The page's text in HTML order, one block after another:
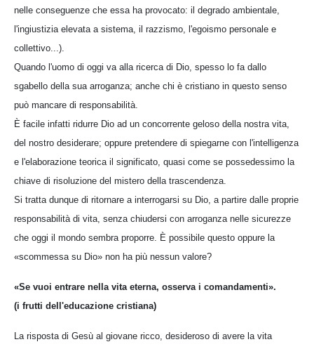
nelle conseguenze che essa ha provocato: il degrado ambientale,
l'ingiustizia elevata a sistema, il razzismo, l'egoismo personale e
collettivo...).
Quando l'uomo di oggi va alla ricerca di Dio, spesso lo fa dallo
sgabello della sua arroganza; anche chi è cristiano in questo senso
può mancare di responsabilità.
È facile infatti ridurre Dio ad un concorrente geloso della nostra vita,
del nostro desiderare; oppure pretendere di spiegarne con l'intelligenza
e l'elaborazione teorica il significato, quasi come se possedessimo la
chiave di risoluzione del mistero della trascendenza.
Si tratta dunque di ritornare a interrogarsi su Dio, a partire dalle proprie
responsabilità di vita, senza chiudersi con arroganza nelle sicurezze
che oggi il mondo sembra proporre. È possibile questo oppure la
«scommessa su Dio» non ha più nessun valore?
«Se vuoi entrare nella vita eterna, osserva i comandamenti».
(i frutti dell'educazione cristiana)
La risposta di Gesù al giovane ricco, desideroso di avere la vita